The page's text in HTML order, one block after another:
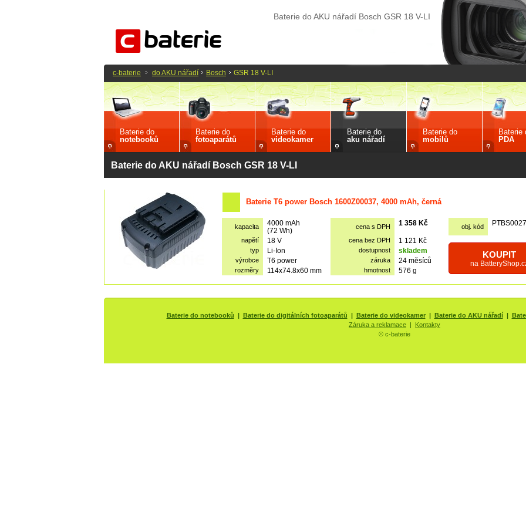
Baterie do AKU nářadí Bosch GSR 18 V-LI
Baterie do
notebooků
Baterie do
fotoaparátů
Baterie do
videokamer
Baterie do
aku nářadí
Baterie do
mobilů
Baterie
PDA
Baterie do AKU nářadí Bosch GSR 18 V-LI
Baterie T6 power Bosch 1600Z00037, 4000 mAh, černá
kapacita
4000 mAh
(72 Wh)
cena s DPH 1 358 Kč obj. kód PTBS0027
napětí 18 V cena bez DPH 1 121 Kč
KOUPIT
na
typ Li-Ion dostupnost skladem
výrobce T6 power záruka 24 měsíců
rozměry 114x74.8x60 mm hmotnost 576 g
c-baterie do AKU nářadí Bosch GSR 18 V-LI
Baterie do notebooků | Baterie do digitálních fotoaparátů | Baterie do videokamer| Baterie do AKU nářadí|
Záruka a reklamace | Kontakty
© c-baterie